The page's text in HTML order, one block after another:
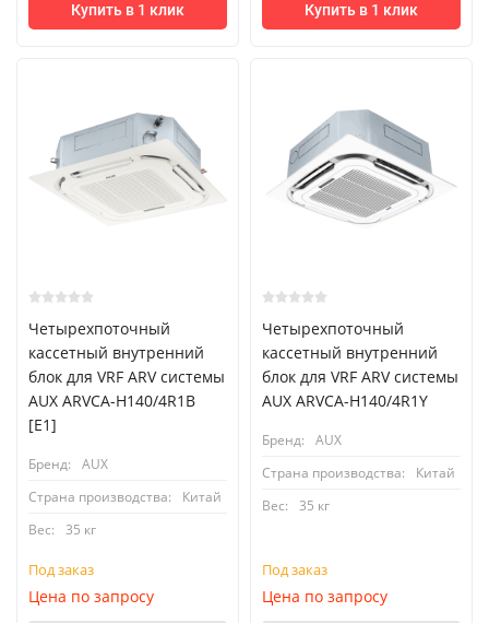
Купить в 1 клик Купить в 1 клик
Четырехпоточный
кассетный внутренний
блок для VRF ARV системы
AUX ARVCA-H140/4R1B
[E1]
Бренд:
AUX
Страна производства:
Китай
Вес:
35 кг
Под заказ
Цена по запросу
Четырехпоточный
кассетный внутренний
блок для VRF ARV системы
AUX ARVCA-H140/4R1Y
Бренд:
AUX
Страна производства:
Китай
Вес:
35 кг
Под заказ
Цена по запросу